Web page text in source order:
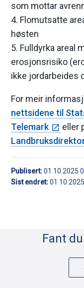
som mottar
4. Flomutsatte
høsten
5. Fulldyrka areal
erosjonsrisiko
ikke jordarbeides
For meir
nettsidene til
Telemark
eller
Publisert 01.10.2025
Sist endret
Fant